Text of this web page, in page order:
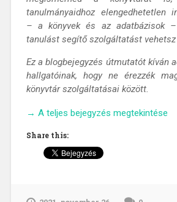
tanulmányaidhoz elengedhetetlen
– a könyvek és az adatbázisok
tanulást segítő szolgáltatást vehetsz
Ez a blogbejegyzés útmutatót kíván
hallgatóinak, hogy ne érezzék
könyvtár szolgáltatásai között.
„Köszöntünk
PTE-
→ A teljes bejegyzés megtekintése
Share this: